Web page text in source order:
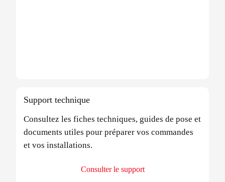
Support technique
Consultez les fiches techniques, guides de pose et
documents utiles pour préparer vos commandes
et vos installations.
Consulter le support